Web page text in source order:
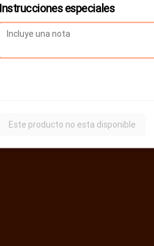
Instrucciones especiales
Este producto no esta disponible